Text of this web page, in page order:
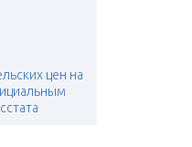
цен на